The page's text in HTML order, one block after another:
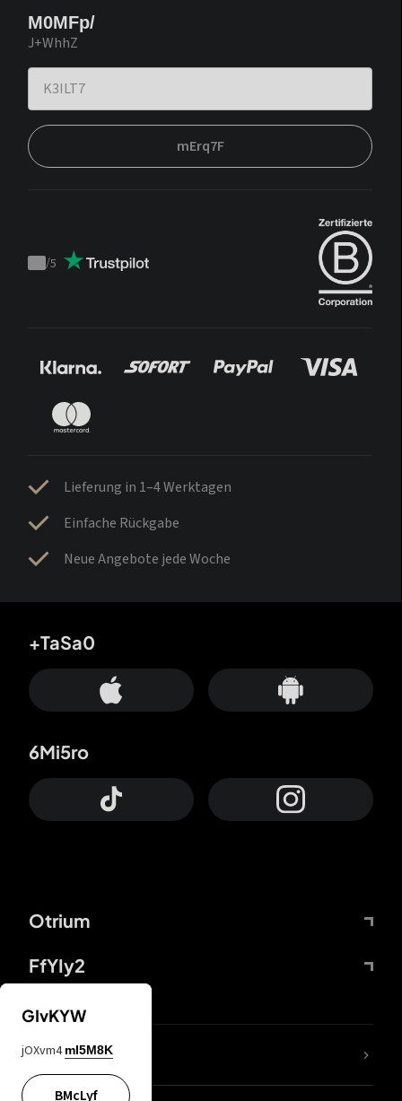
M0MFp/
J+WhhZ
mErq7F
Trustpilot
/5
Lieferung in 1–4 Werktagen
Einfache Rückgabe
Neue Angebote jede Woche
Otrium
FfYIy2
+TaSa0
6Mi5ro
DDcvSo
GIvKYW
jOXvm4 mI5M8K
BMcLyf